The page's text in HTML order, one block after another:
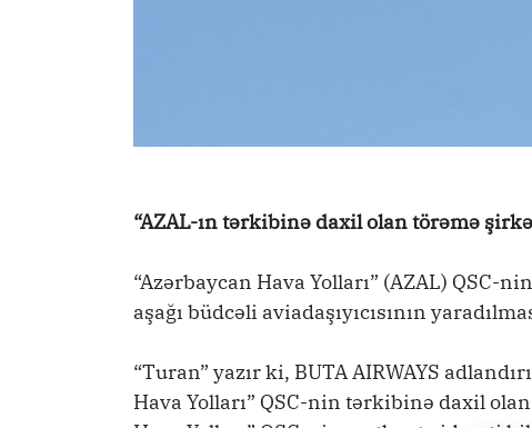
“AZAL-ın tərkibinə daxil olan törəmə
“Azərbaycan Hava Yolları” (AZAL) QSC-
aşağı büdcəli aviadaşıyıcısının
“Turan” yazır ki, BUTA AIRWAYS
Hava Yolları” QSC-nin tərkibinə daxil